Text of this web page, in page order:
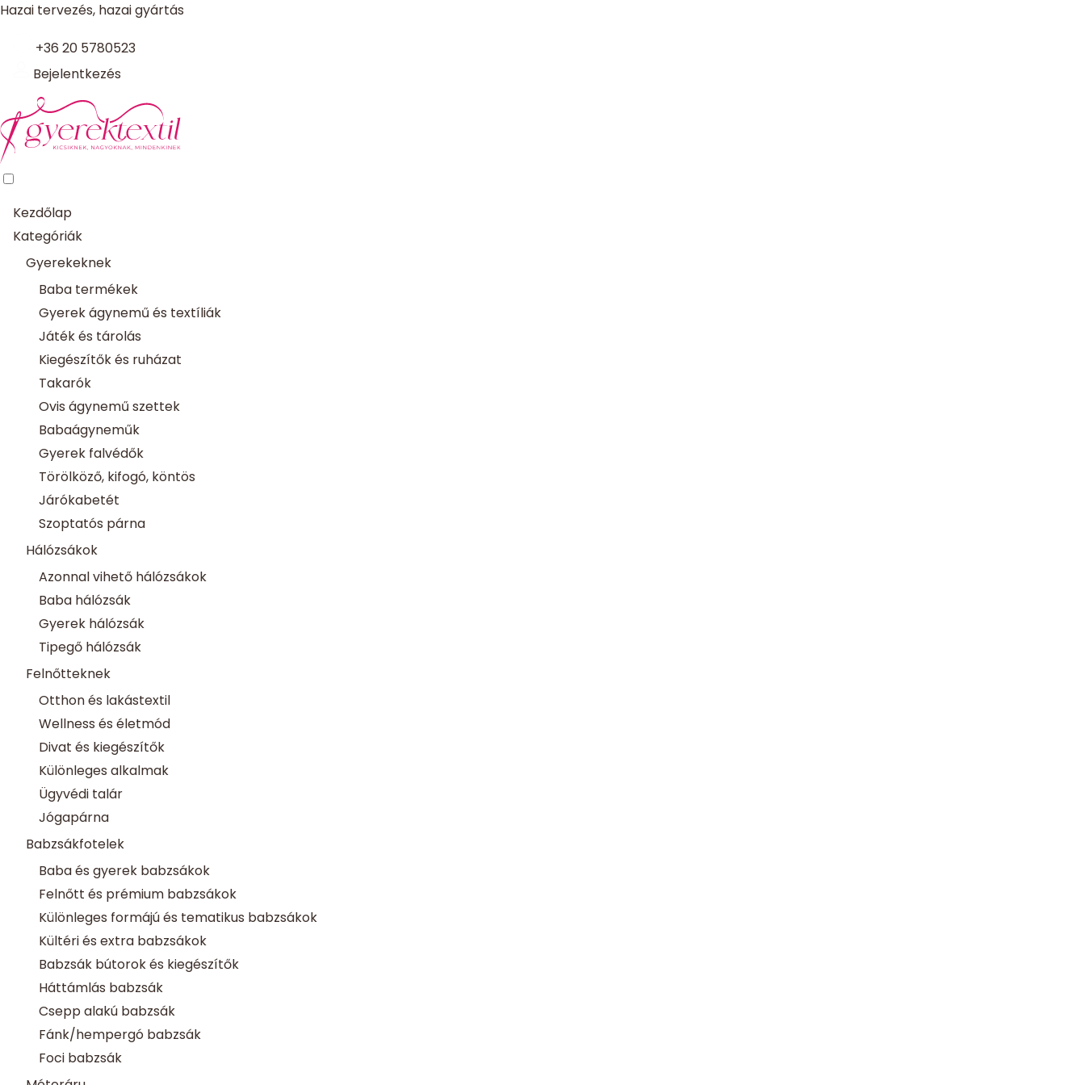
Hazai tervezés, hazai gyártás
+36 20 5780523
Bejelentkezés
Kezdőlap
Kategóriák
Gyerekeknek
Baba termékek
Gyerek ágynemű és textíliák
Játék és tárolás
Kiegészítők és ruházat
Takarók
Ovis ágynemű szettek
Babaágyneműk
Gyerek falvédők
Törölköző, kifogó, köntös
Járókabetét
Szoptatós párna
Hálózsákok
Azonnal vihető hálózsákok
Baba hálózsák
Gyerek hálózsák
Tipegő hálózsák
Felnőtteknek
Otthon és lakástextil
Wellness és életmód
Divat és kiegészítők
Különleges alkalmak
Ügyvédi talár
Jógapárna
Babzsákfotelek
Baba és gyerek babzsákok
Felnőtt és prémium babzsákok
Különleges formájú és tematikus babzsákok
Kültéri és extra babzsákok
Babzsák bútorok és kiegészítők
Háttámlás babzsák
Csepp alakú babzsák
Fánk/hempergó babzsák
Foci babzsák